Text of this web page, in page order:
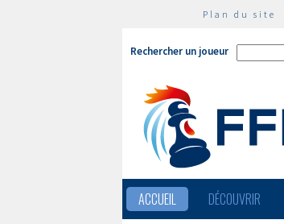
Plan du site
Rechercher un joueur
ACCUEIL DÉCOUVRIR